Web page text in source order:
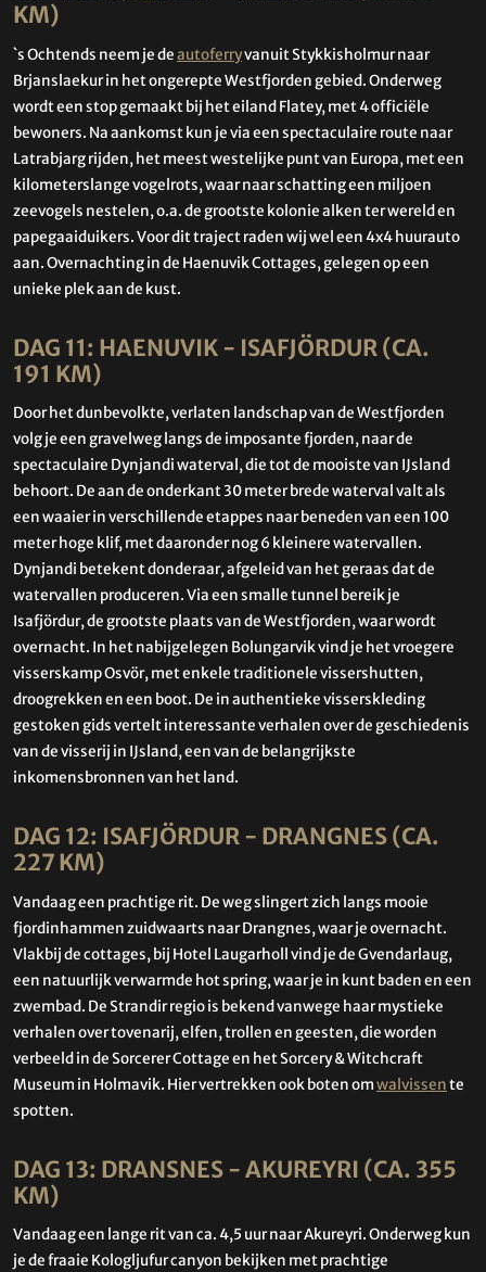
KM)
`s Ochtends neem je deautoferryvanuit Stykkisholmur naar
Brjanslaekur in het ongerepte Westfjorden gebied. Onderweg
wordt een stop gemaakt bij het eiland Flatey, met 4 officiële
bewoners. Na aankomst kun je via een spectaculaire route naar
Latrabjarg rijden, het meest westelijke punt van Europa, met een
kilometerslange vogelrots, waar naar schatting een miljoen
zeevogels nestelen, o.a. de grootste kolonie alken ter wereld en
papegaaiduikers. Voor dit traject raden wij wel een 4x4 huurauto
aan. Overnachting in de Haenuvik Cottages, gelegen op een
unieke plek aan de kust.
DAG 11: HAENUVIK - ISAFJÖRDUR (CA.
191 KM)
Door het dunbevolkte, verlaten landschap van de Westfjorden
volg je een gravelweg langs de imposante fjorden, naar de
spectaculaire Dynjandi waterval, die tot de mooiste van IJsland
behoort. De aan de onderkant 30 meter brede waterval valt als
een waaier in verschillende etappes naar beneden van een 100
meter hoge klif, met daaronder nog 6 kleinere watervallen.
Dynjandi betekent donderaar, afgeleid van het geraas dat de
watervallen produceren. Via een smalle tunnel bereik je
Isafjördur, de grootste plaats van de Westfjorden, waar wordt
overnacht. In het nabijgelegen Bolungarvik vind je het vroegere
visserskamp Osvör, met enkele traditionele vissershutten,
droogrekken en een boot. De in authentieke visserskleding
gestoken gids vertelt interessante verhalen over de geschiedenis
van de visserij in IJsland, een van de belangrijkste
inkomensbronnen van het land.
DAG 12: ISAFJÖRDUR - DRANGNES (CA.
227 KM)
Vandaag een prachtige rit. De weg slingert zich langs mooie
fjordinhammen zuidwaarts naar Drangnes, waar je overnacht.
Vlakbij de cottages, bij Hotel Laugarholl vind je de Gvendarlaug,
een natuurlijk verwarmde hot spring, waar je in kunt baden en een
zwembad. De Strandir regio is bekend vanwege haar mystieke
verhalen over tovenarij, elfen, trollen en geesten, die worden
verbeeld in de Sorcerer Cottage en het Sorcery & Witchcraft
Museum in Holmavik. Hier vertrekken ook boten omwalvissente
spotten.
DAG 13: DRANSNES - AKUREYRI (CA. 355
KM)
Vandaag een lange rit van ca. 4,5 uur naar Akureyri. Onderweg kun
je de fraaie Kologljufur canyon bekijken met prachtige